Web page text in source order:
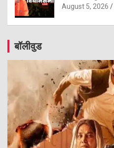
August 5, 2026
बॉलीवुड